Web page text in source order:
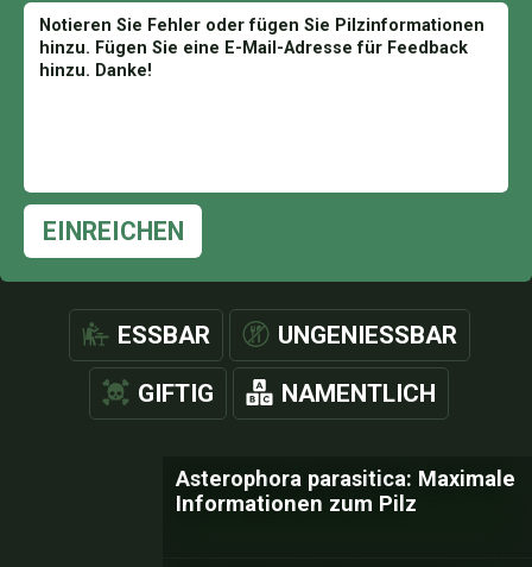
EINREICHEN
ESSBAR UNGENIESSBAR
GIFTIG NAMENTLICH
Asterophora parasitica: Maximale
Informationen zum Pilz